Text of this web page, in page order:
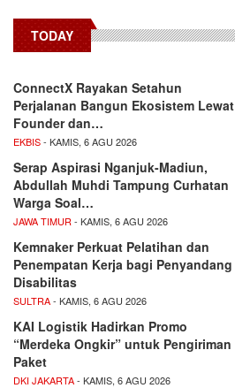
TODAY
ConnectX Rayakan Setahun
Perjalanan Bangun Ekosistem Lewat
Founder dan…
EKBIS- KAMIS, 6 AGU 2026
Serap Aspirasi Nganjuk-Madiun,
Abdullah Muhdi Tampung Curhatan
Warga Soal…
JAWA TIMUR - KAMIS, 6 AGU 2026
Kemnaker Perkuat Pelatihan dan
Penempatan Kerja bagi Penyandang
Disabilitas
SULTRA- KAMIS, 6 AGU 2026
KAI Logistik Hadirkan Promo
“Merdeka Ongkir” untuk Pengiriman
Paket
DKI JAKARTA- KAMIS, 6 AGU 2026